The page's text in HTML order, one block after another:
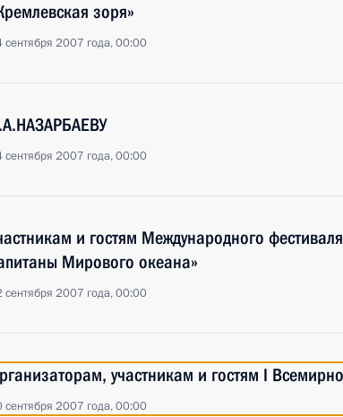
зоря»
сентября 2007 года, 00:00
сентября 2007 года, 00:00
и гостям Международного
Мирового океана»
сентября 2007 года, 00:00
участникам и гостям I
сентября 2007 года, 00:00